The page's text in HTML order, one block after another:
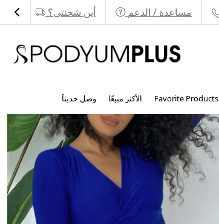
أين شحنتي؟ مساعدة / الدعم
وصل حديثاَ الأكثر مبيعًا Favorite Products